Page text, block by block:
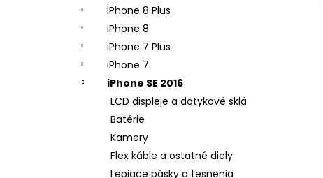
iPhone 8 Plus
iPhone 8
iPhone 7 Plus
iPhone 7
iPhone SE 2016
LCD displeje a dotykové sklá
Batérie
Kamery
Flex káble a ostatné diely
Lepiace pásky a tesnenia